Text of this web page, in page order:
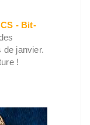
- Bit-
de janvier.
!